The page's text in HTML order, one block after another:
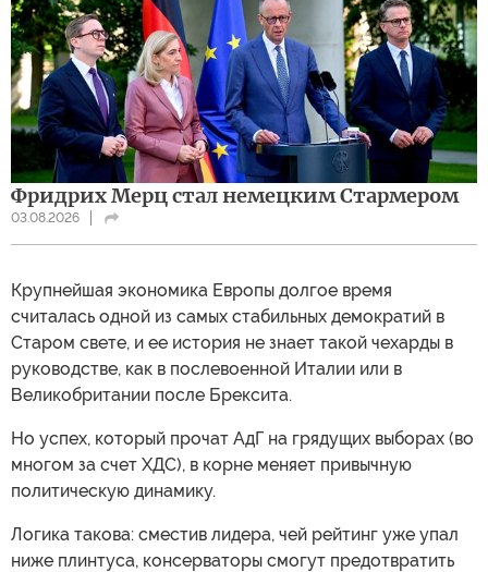
Фридрих Мерц стал немецким Стармером
03.08.2026
Крупнейшая экономика Европы долгое время
считалась одной из самых стабильных демократий в
Старом свете, и ее история не знает такой чехарды в
руководстве, как в послевоенной Италии или в
Великобритании после Брексита.
Но успех, который прочат АдГ на грядущих выборах (во
многом за счет ХДС), в корне меняет привычную
политическую динамику.
Логика такова: сместив лидера, чей рейтинг уже упал
ниже плинтуса, консерваторы смогут предотвратить